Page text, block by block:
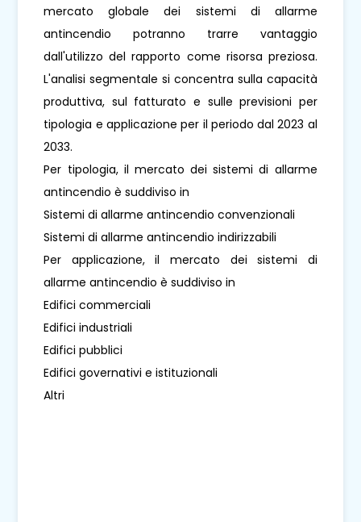
mercato globale dei sistemi di allarme
antincendio potranno trarre vantaggio
dall'utilizzo del rapporto come risorsa preziosa.
L'analisi segmentale si concentra sulla capacità
produttiva, sul fatturato e sulle previsioni per
tipologia e applicazione per il periodo dal 2023 al
2033.
Per tipologia, il mercato dei sistemi di allarme
antincendio è suddiviso in
Sistemi di allarme antincendio convenzionali
Sistemi di allarme antincendio indirizzabili
Per applicazione, il mercato dei sistemi di
allarme antincendio è suddiviso in
Edifici commerciali
Edifici industriali
Edifici pubblici
Edifici governativi e istituzionali
Altri